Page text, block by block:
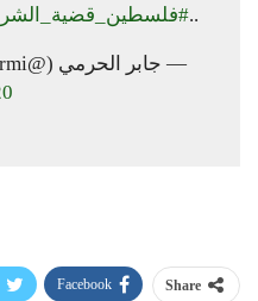
..
— جابر الحرمي (@jaberalharmi)
Share
Facebook